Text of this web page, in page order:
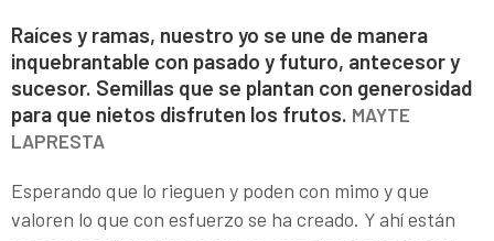
Raíces y ramas, nuestro yo se une de manera
inquebrantable con pasado y futuro, antecesor y
sucesor. Semillas que se plantan con generosidad
para que nietos disfruten los frutos. MAYTE
LAPRESTA
Esperando que lo rieguen y poden con mimo y que
valoren lo que con esfuerzo se ha creado. Y ahí están